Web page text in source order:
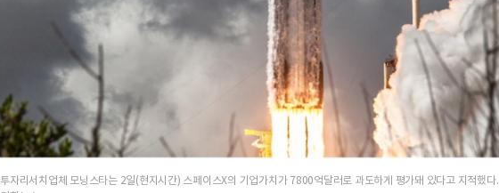
투자리서치업체 모닝스타는 2일(현지시간) 스페이스X의 기업가치가 7800억달러로 과도하게 평가돼 있다고 지적했